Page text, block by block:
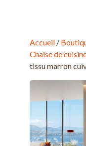
Accueil/
Chaise de
tissu marron